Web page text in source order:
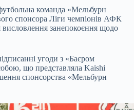
команда «Мельбурн
спонсора Ліги чемпіонів АФК
висловлення занепокоєння щодо
угоди з «Баєром
що представляла Kaishi
спонсорства «Мельбурн